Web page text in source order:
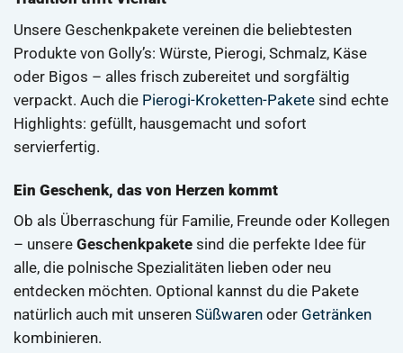
Unsere Geschenkpakete vereinen die beliebtesten
Produkte von Golly’s: Würste, Pierogi, Schmalz, Käse
oder Bigos – alles frisch zubereitet und sorgfältig
verpackt. Auch die Pierogi-Kroketten-Pakete sind echte
Highlights: gefüllt, hausgemacht und sofort
servierfertig.
Ein Geschenk, das von Herzen kommt
Ob als Überraschung für Familie, Freunde oder Kollegen
– unsere Geschenkpakete sind die perfekte Idee für
alle, die polnische Spezialitäten lieben oder neu
entdecken möchten. Optional kannst du die Pakete
natürlich auch mit unseren Süßwaren oder Getränken
kombinieren.